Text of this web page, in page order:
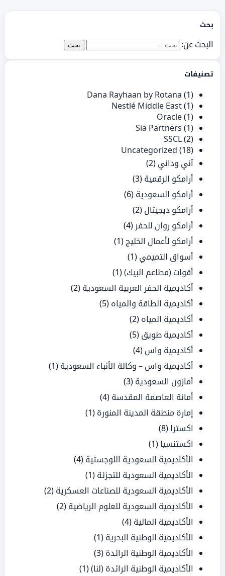
بحث
البحث عن:
تصنيفات
Dana Rayhaan by Rotana (1)
Nestlé Middle East(1)
Oracle(1)
Sia Partners (1)
SSCL(2)
Uncategorized (18)
آني وداني (2)
أرامكو الرقمية (3)
أرامكو السعودية (6)
أرامكو ديجيتال (2)
أرامكو روان للحفر (4)
أرامكو لأعمال الخليج (1)
أسواق التميمي (1)
أقوات (مطاعم البيك)(1)
أكاديمية الحفر العربية السعودية (2)
أكاديمية الطاقة والمياه (5)
أكاديمية المياه (2)
أكاديمية طويق (5)
أكاديمية واس (4)
أكاديمية واس – وكالة الأنباء السعودية (1)
أمازون السعودية (3)
أمانة العاصمة المقدسة (4)
إمارة منطقة المدينة المنورة (1)
اكسترا (8)
اكستنسيا (1)
الأكاديمية السعودية اللوجستية (4)
الأكاديمية السعودية للتجزئة (1)
الأكاديمية السعودية للصناعات العسكرية (2)
الأكاديمية السعودية للعلوم الرياضية (2)
الأكاديمية المالية (4)
الأكاديمية الوطنية البحرية (1)
الأكاديمية الوطنية الرائدة (3)
الأكاديمية الوطنية الرائدة (لنا)(1)